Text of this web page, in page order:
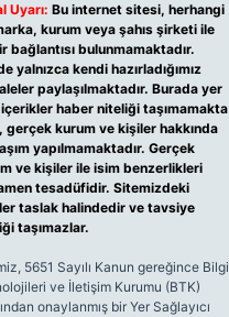
Uyarı: Bu internet sitesi, herhangi
kurum veya şahıs şirketi ile
bağlantısı bulunmamaktadır.
yalnızca kendi hazırladığımız
paylaşılmaktadır. Burada yer
haber niteliği taşımamakta
gerçek kurum ve kişiler hakkında
yapılmamaktadır. Gerçek
ve kişiler ile isim benzerlikleri
tesadüfidir. Sitemizdeki
taslak halindedir ve tavsiye
taşımazlar.
5651 Sayılı Kanun gereğince Bilgi
ve İletişim Kurumu (BTK)
onaylanmış bir Yer Sağlayıcı